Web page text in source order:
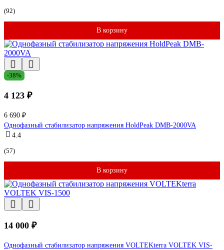
(92)
В корзину
-38%
4 123 ₽
6 690 ₽
Однофазный стабилизатор напряжения HoldPeak DMB-2000VA
4.4
(57)
В корзину
14 000 ₽
Однофазный стабилизатор напряжения VOLTEKterra VOLTEK VIS-